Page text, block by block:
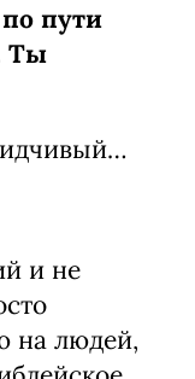
пути
Ты
и не
на людей,